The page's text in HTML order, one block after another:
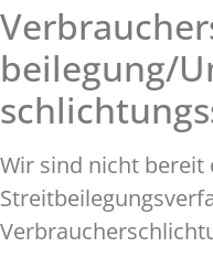
beilegung/
Wir sind nicht